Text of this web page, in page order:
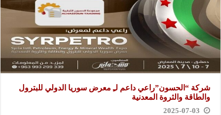
شركة “الحسون”راعي داعم لـِ معرض سوريا الدولي للبترول
والطاقة والثروة المعدنية
2025-07-03